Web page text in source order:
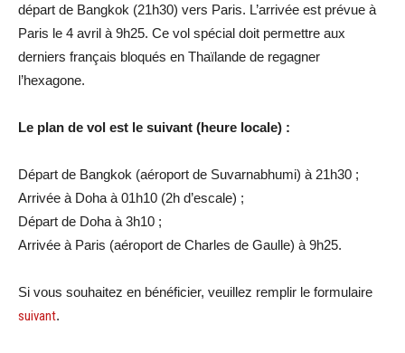
départ de Bangkok (21h30) vers Paris. L’arrivée est prévue à
Paris le 4 avril à 9h25. Ce vol spécial doit permettre aux
derniers français bloqués en Thaïlande de regagner
l’hexagone.
Le plan de vol est le suivant (heure locale) :
Départ de Bangkok (aéroport de Suvarnabhumi) à 21h30 ;
Arrivée à Doha à 01h10 (2h d’escale) ;
Départ de Doha à 3h10 ;
Arrivée à Paris (aéroport de Charles de Gaulle) à 9h25.
Si vous souhaitez en bénéficier, veuillez remplir le formulaire
suivant.